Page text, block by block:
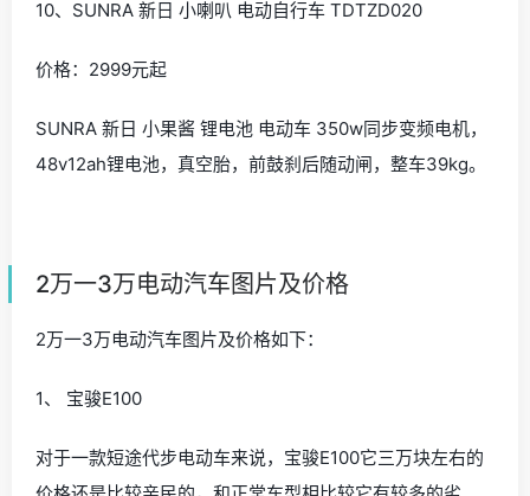
10、SUNRA 新日 小喇叭 电动自行车 TDTZD020
价格：2999元起
SUNRA 新日 小果酱 锂电池 电动车 350w同步变频电机，
48v12ah锂电池，真空胎，前鼓刹后随动闸，整车39kg。
2万一3万电动汽车图片及价格
2万一3万电动汽车图片及价格如下：
1、 宝骏E100
对于一款短途代步电动车来说，宝骏E100它三万块左右的